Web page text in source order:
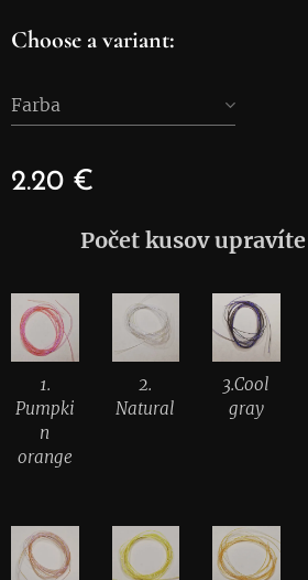
Choose a variant:
Farba
2.20 €
Počet kusov
1.
Pumpki
n
orange
2.
Natural
3.Cool
gray